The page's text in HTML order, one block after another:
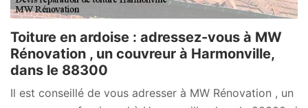
Toiture en ardoise : adressez-vous à MW
Rénovation , un couvreur à Harmonville,
dans le 88300
Il est conseillé de vous adresser à MW Rénovation , un